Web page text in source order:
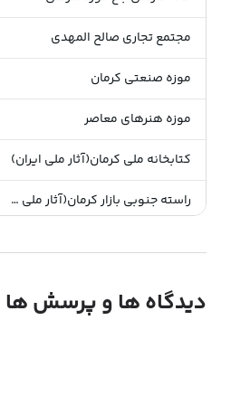
مجتمع تجاری صالح المهدی
موزه صنعتی کرمان
موزه هنرهای معاصر
کتابخانه ملی کرمان(آثار ملی ایران)
راسته جنوبی بازار کرمان(آثار ملی ایران)
دیدگاه ها و پرسش ها